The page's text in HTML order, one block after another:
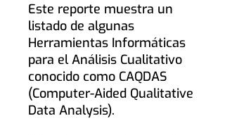
Este reporte muestra un
listado de algunas
Herramientas Informáticas
para el Análisis Cualitativo
conocido como CAQDAS
(Computer-Aided Qualitative
Data Analysis).